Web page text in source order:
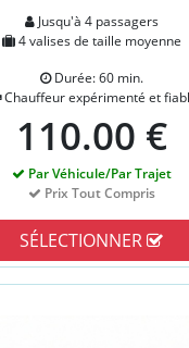
Jusqu'à 4 passagers
4 valises de taille moyenne
Durée: 60 min.
Chauffeur expérimenté et
110.00 €
Par Véhicule/Par Trajet
Prix Tout Compris
SÉLECTIONNER